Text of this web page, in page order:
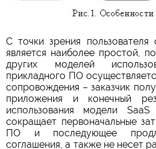
С точки зрения пользователя
является наиболее простой,
других моделей
прикладного ПО
сопровождения – заказчик
приложения и конечный
использования модели SaaS
сокращает первоначальные
ПО и последующее
соглашения, а также не несет